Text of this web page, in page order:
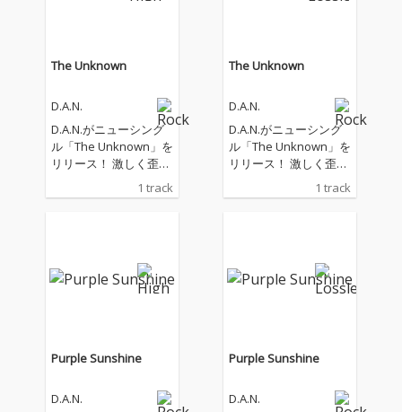
The Unknown
D.A.N.
D.A.N.がニューシング
ル「The Unknown」を
リリース！ 激しく歪ん
だベースサウンドが全
編を貫き、かつてなく
ド史上最もアグレッシ
ブなサウンドで新たな
1 track
The Unknown
D.A.N.
D.A.N.がニューシング
ル「The Unknown」を
リリース！ 激しく歪ん
だベースサウンドが全
編を貫き、かつてなく
ド史上最もアグレッシ
ブなサウンドで新たな
1 track
Purple Sunshine
D.A.N.
Purple Sunshine
D.A.N.